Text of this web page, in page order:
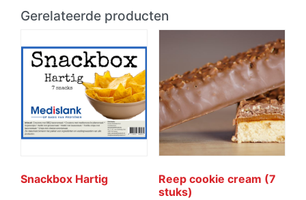
Gerelateerde producten
Snackbox Hartig
Reep cookie cream (7
stuks)